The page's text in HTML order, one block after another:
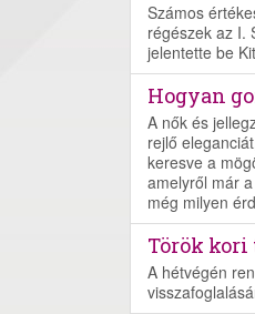
Számos
régészek az I.
jelentette be
Hogyan
A nők és
rejlő
keresve a
amelyről már
még milyen
Török
A hétvégén